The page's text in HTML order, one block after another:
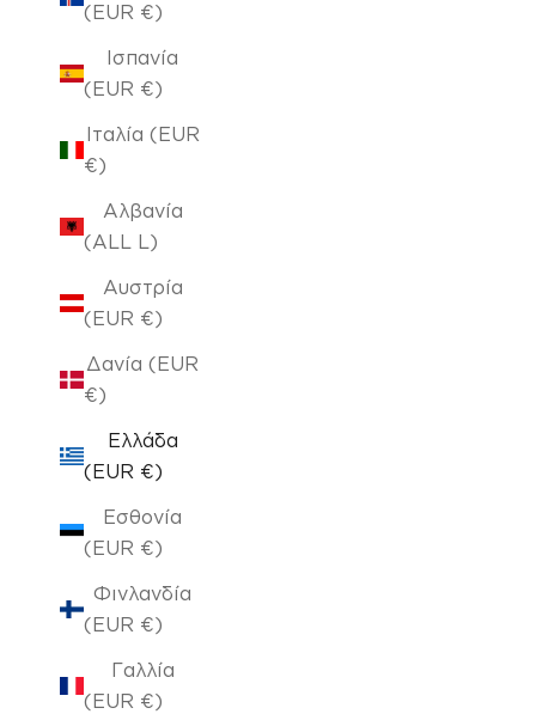
(EUR €)
Ισπανία
(EUR €)
Ιταλία (EUR
€)
Αλβανία
(ALL L)
Αυστρία
(EUR €)
Δανία (EUR
€)
Ελλάδα
(EUR €)
Εσθονία
(EUR €)
Φινλανδία
(EUR €)
Γαλλία
(EUR €)